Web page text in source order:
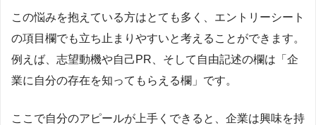
この悩みを抱えている方はとても多く、エントリーシート
の項目欄でも立ち止まりやすいと考えることができます。
例えば、志望動機や自己PR、そして自由記述の欄は「企
業に自分の存在を知ってもらえる欄」です。
ここで自分のアピールが上手くできると、企業は興味を持